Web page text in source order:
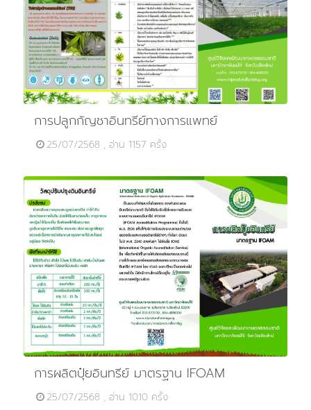
การปลูกกัญชาอินทรีย์ทางการแพทย์
25/07/2568 , อ่าน 1157 ครั้ง
การผลิตปุ๋ยอินทรีย์ มาตรฐาน IFOAM
25/07/2568 , อ่าน 1010 ครั้ง